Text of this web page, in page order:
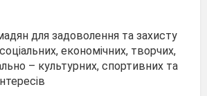
для задоволення та захисту
економічних, творчих,
– культурних, спортивних та